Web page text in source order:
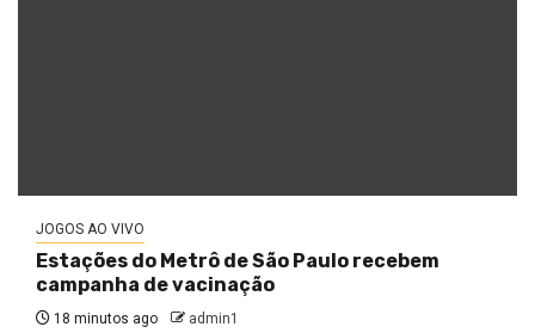
JOGOS AO VIVO
Estações do Metrô de São Paulo recebem
campanha de vacinação
18 minutos ago admin1